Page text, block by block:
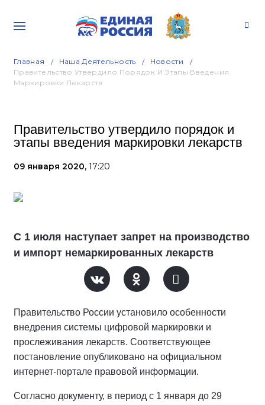
Главная Наша Деятельность
Новости
Правительство Утвердило Порядок И Этапы Введения
Маркировки Лекарств
Правительство утвердило порядок и
этапы введения маркировки лекарств
09 января 2020, 17:20
С 1 июля наступает запрет на производство
и импорт немаркированных лекарств
Правительство России установило особенности
внедрения системы цифровой маркировки и
прослеживания лекарств. Соответствующее
постановление опубликовано на официальном
интернет-портале правовой информации.
Согласно документу, в период с 1 января до 29